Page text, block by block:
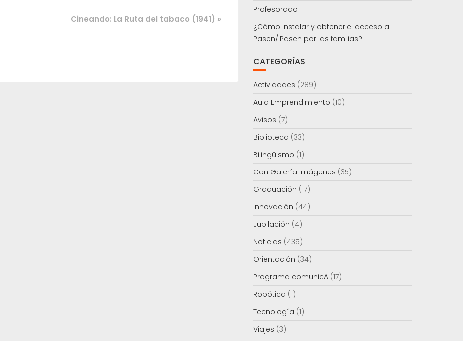
Cineando: La Ruta del tabaco (1941) »
Profesorado
¿Cómo instalar y obtener el acceso a
Pasen/iPasen por las familias?
CATEGORÍAS
Actividades (289)
Aula Emprendimiento (10)
Avisos (7)
Biblioteca (33)
Bilingüismo (1)
Con Galería Imágenes (35)
Graduación (17)
Innovación (44)
Jubilación (4)
Noticias (435)
Orientación (34)
Programa comunicA(17)
Robótica (1)
Tecnología (1)
Viajes (3)